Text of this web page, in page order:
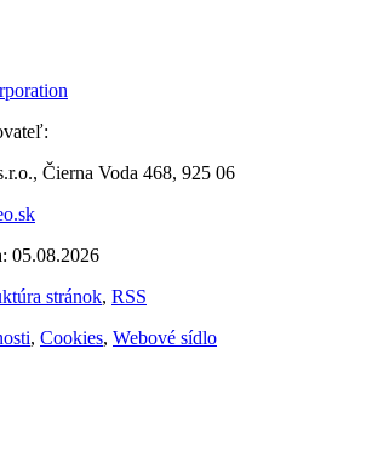
Čierna Voda 468, 925 06
05.08.2026
stránok, RSS
, Cookies, Webové sídlo